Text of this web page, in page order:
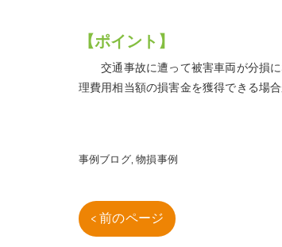
【ポイント】
交通事故に遭って被害車両が分損に
理費用相当額の損害金を獲得できる場合
事例ブログ 物損事例
< 前のページ